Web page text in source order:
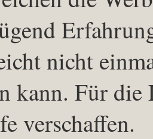
nicht
kann. Für die
verschaffen.